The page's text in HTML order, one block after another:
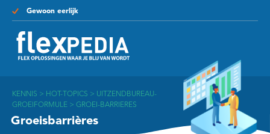
Gewoon eerlijk
KENNIS > HOT-TOPICS > UITZENDBUREAU-
GROEIFORMULE > GROEI-BARRIERES
Groeisbarrières